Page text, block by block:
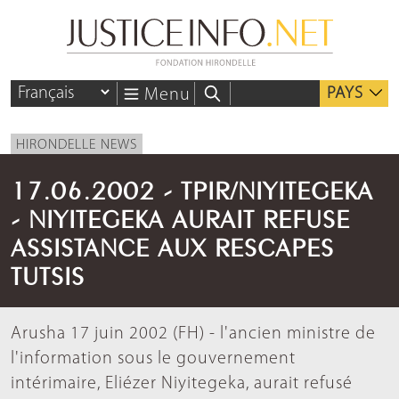
Menu PAYS
HIRONDELLE NEWS
17.06.2002 - TPIR/NIYITEGEKA
- NIYITEGEKA AURAIT REFUSE
ASSISTANCE AUX RESCAPES
TUTSIS
Arusha 17 juin 2002 (FH) - l'ancien ministre de
l'information sous le gouvernement
intérimaire, Eliézer Niyitegeka, aurait refusé